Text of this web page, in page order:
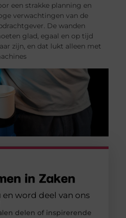
een strakke planning en
verwachtingen van de
De wanden
glad, egaal en op tijd
zijn, en dat lukt alleen met
en word deel van ons
delen of inspirerende